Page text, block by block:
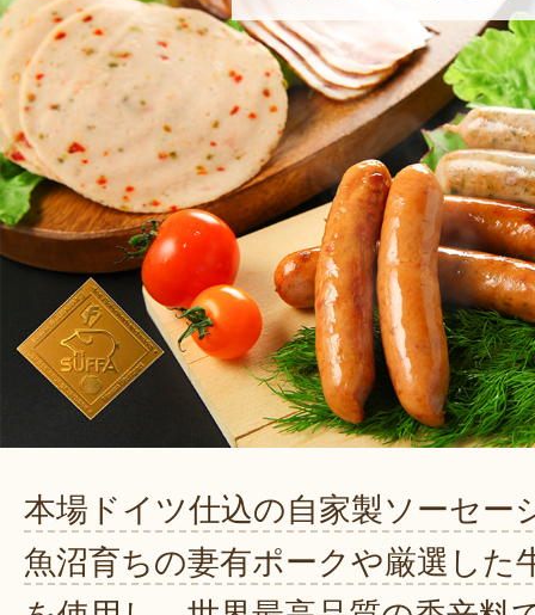
本場ドイツ仕込の自家製ソーセー
魚沼育ちの妻有ポークや厳選した